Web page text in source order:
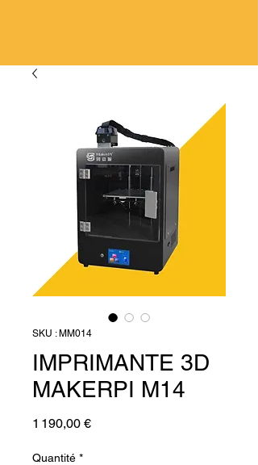
SKU : MM014
IMPRIMANTE 3D
MAKERPI M14
1 190,00 €Prix
Quantité *